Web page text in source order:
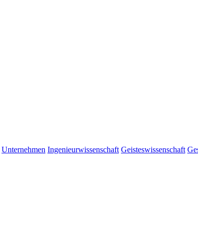
Unternehmen Ingenieurwissenschaft Geisteswissenschaft